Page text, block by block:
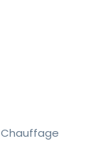
Chauffage